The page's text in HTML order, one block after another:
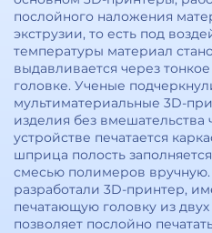
послойного наложения
экструзии, то есть под
температуры материал
выдавливается через
головке. Ученые
мультиматериальные 3D-
изделия без вмешательства
устройстве печатается
шприца полость
смесью полимеров
разработали 3D-принтер,
печатающую головку из двух
позволяет послойно